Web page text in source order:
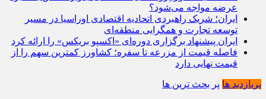
عرضه مواجه می‌شود؟
ایران؛ شریک راهبردی اتحادیه اقتصادی اوراسیا در مسیر
توسعه تجارت و همگرایی منطقه‌ای
ایران پیشنهاد برگزاری دوره‌ای «اکسپو بریکس» را ارائه کرد
فاصله قیمت از مزرعه تا سفره؛ کشاورز کمترین سهم را از
قیمت نهایی دارد
پربازدید ها پر بحث ترین ها